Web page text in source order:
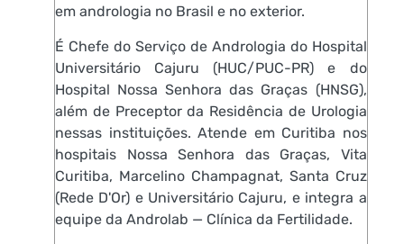
em andrologia no Brasil e no exterior.
É Chefe do Serviço de Andrologia do Hospital
Universitário Cajuru (HUC/PUC-PR) e do
Hospital Nossa Senhora das Graças (HNSG),
além de Preceptor da Residência de Urologia
nessas instituições. Atende em Curitiba nos
hospitais Nossa Senhora das Graças, Vita
Curitiba, Marcelino Champagnat, Santa Cruz
(Rede D'Or) e Universitário Cajuru, e integra a
equipe da Androlab — Clínica da Fertilidade.